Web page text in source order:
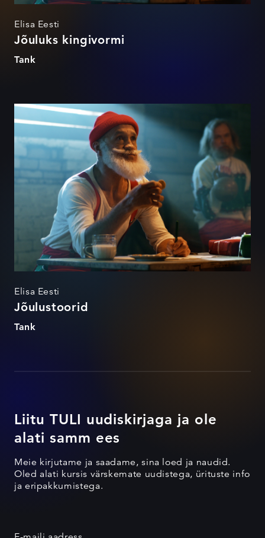
Elisa Eesti
Jõuluks kingivormi
Tank
Jõulustoorid
Elisa Eesti
Jõulustoorid
Tank
Liitu TULI uudiskirjaga ja ole
alati samm ees
Meie kirjutame ja saadame, sina loed ja naudid.
Oled alati kursis värskemate uudistega, ürituste info
ja eripakkumistega.